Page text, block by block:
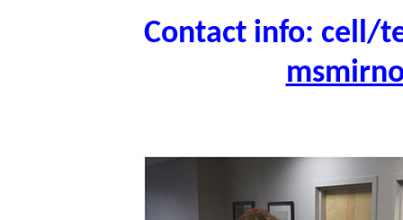
Contact info: cell/